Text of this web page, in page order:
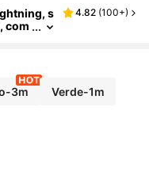
s
com
iPad;
Pro, 14
11, XS,
carga
4.82 (100+)
3m Verde-1m